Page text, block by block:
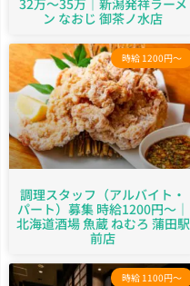
ン なおじ 御茶ノ水店
時給 1200円～
調理スタッフ（アルバイト・
パート）募集 時給1200円～｜
北海道酒場 魚蔵 ねむろ 蒲田駅
前店
時給 1100円～